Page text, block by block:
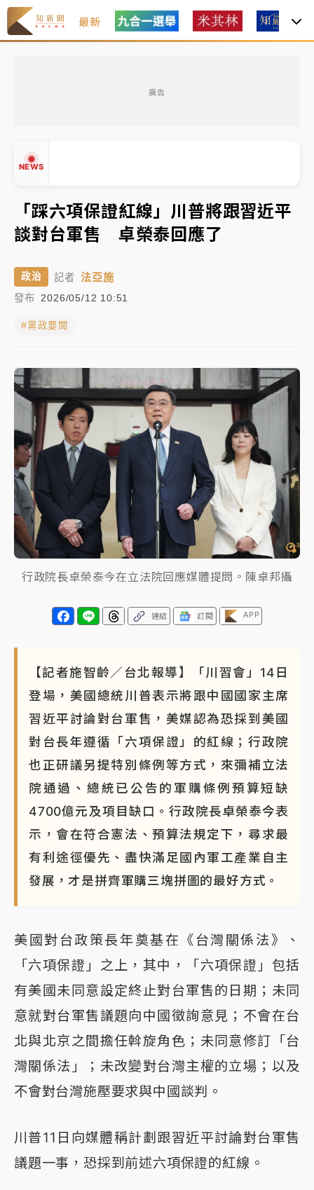
最新
廣告
NEWS
中信慈善基金會想增加董事人數！辜仲諒向法院聲請遭
駁 理由曝光
故宮《龍藏經》特展第2檔！今線上預約開賣一度塞車
周六起展出延長至晚上7時
台東農業處長涉圖利渡假村！東檢抗告成功 今重開羈
父親節泡湯了！中颱白海豚雨彈轟3天 「紅到發紫」降
雨熱區曝
暑假過三周才推「E宿新北打卡趣」！抽獎程序複雜 觀
旅局回應了
中信慈善基金會想增加董事人數！辜仲諒向法院聲請遭
駁 理由曝光
故宮《龍藏經》特展第2檔！今線上預約開賣一度塞車
周六起展出延長至晚上7時
台東農業處長涉圖利渡假村！東檢抗告成功 今重開羈
押庭
父親節泡湯了！中颱白海豚雨彈轟3天 「紅到發紫」降
雨熱區曝
「踩六項保證紅線」川普將跟習近平
談對台軍售 卓榮泰回應了
政治 記者 法亞施
發布 2026/05/12 10:51
#黨政要聞
行政院長卓榮泰今在立法院回應媒體提問。陳卓邦攝
連結 訂閱 APP
【記者施智齡／台北報導】「川習會」14日
登場，美國總統川普表示將跟中國國家主席
習近平討論對台軍售，美媒認為恐採到美國
對台長年遵循「六項保證」的紅線；行政院
也正研議另提特別條例等方式，來彌補立法
院通過、總統已公告的軍購條例預算短缺
4700億元及項目缺口。行政院長卓榮泰今表
示，會在符合憲法、預算法規定下，尋求最
有利途徑優先、盡快滿足國內軍工產業自主
發展，才是拼齊軍購三塊拼圖的最好方式。
美國對台政策長年奠基在《台灣關係法》、
「六項保證」之上，其中，「六項保證」包括
有美國未同意設定終止對台軍售的日期；未同
意就對台軍售議題向中國徵詢意見；不會在台
北與北京之間擔任斡旋角色；未同意修訂「台
灣關係法」；未改變對台灣主權的立場；以及
不會對台灣施壓要求與中國談判。
川普11日向媒體稱計劃跟習近平討論對台軍售
議題一事，恐採到前述六項保證的紅線。